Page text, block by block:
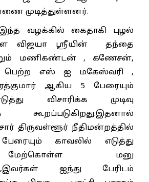
முடித்துள்ளனர்.
வழக்கில் கைதாகி புழல்
விஜயா ஸ்ரீயின் தந்தை
மணிகண்டன் , கணேசன்,
பெற்ற எஸ் ஐ மகேஸ்வரி ,
ஆகிய 5 பேரையும்
விசாரிக்க முடிவு
கூறப்படுகிறது.இதனால்
திருவள்ளூர் நீதிமன்றத்தில்
காவலில் எடுத்து
மேற்கொள்ள மனு
ஐந்து பேரிடம்